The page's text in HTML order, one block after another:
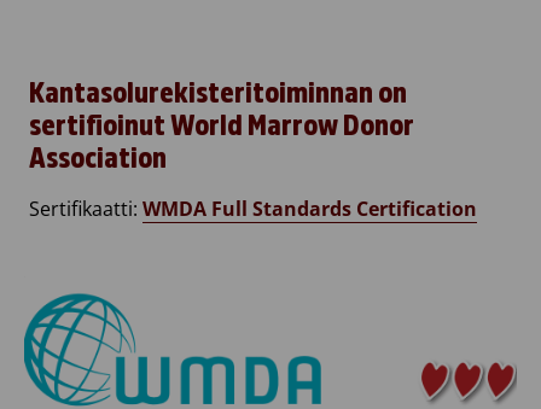
Kantasolurekisteritoiminnan on
sertifioinut World Marrow Donor
Association
Sertifikaatti: WMDA Full Standards Certification